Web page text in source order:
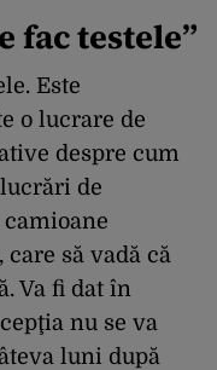
fac testele”
Este
o lucrare de
despre cum
de
să vadă că
Va fi dat în
nu se va
luni după